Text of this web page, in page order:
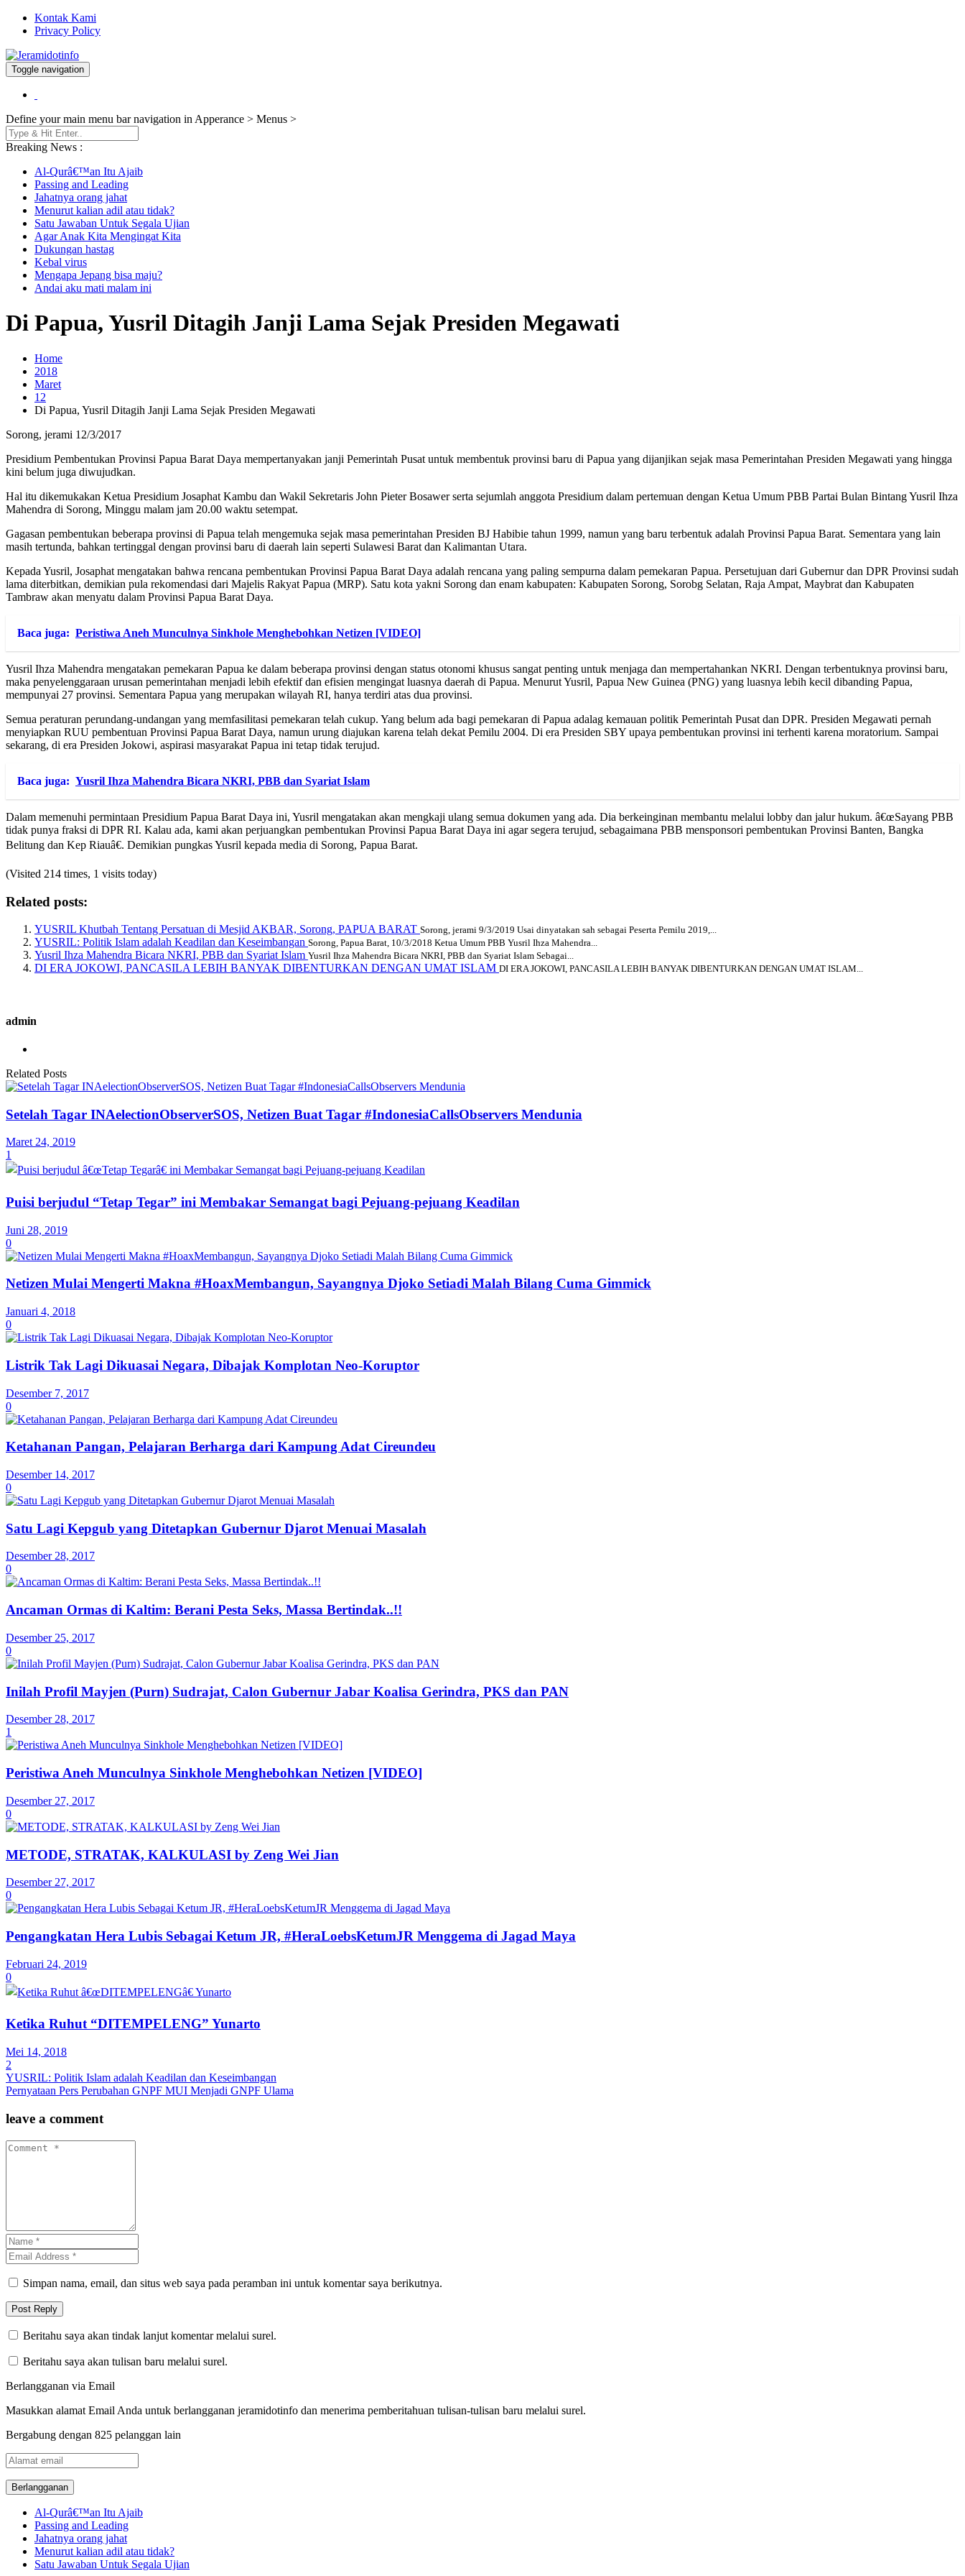
Kontak Kami
Privacy Policy
Jeramidotinfo
Berita dan Informasi Terkini
Toggle navigation
Define your main menu bar navigation in Apperance > Menus >
Breaking News :
Al-Qurâ€™an Itu Ajaib
Passing and Leading
Jahatnya orang jahat
Menurut kalian adil atau tidak?
Satu Jawaban Untuk Segala Ujian
Agar Anak Kita Mengingat Kita
Dukungan hastag
Kebal virus
Mengapa Jepang bisa maju?
Andai aku mati malam ini
Di Papua, Yusril Ditagih Janji Lama Sejak Presiden Megawati
Home
2018
Maret
12
Di Papua, Yusril Ditagih Janji Lama Sejak Presiden Megawati
Sorong, jerami 12/3/2017
Presidium Pembentukan Provinsi Papua Barat Daya mempertanyakan janji Pemerintah Pusat untuk membentuk provinsi baru di Papua yang dijanjikan sejak masa Pemerintahan Presiden Megawati yang hingga
kini belum juga diwujudkan.
Hal itu dikemukakan Ketua Presidium Josaphat Kambu dan Wakil Sekretaris John Pieter Bosawer serta sejumlah anggota Presidium dalam pertemuan dengan Ketua Umum PBB Partai Bulan Bintang Yusril Ihza
Mahendra di Sorong, Minggu malam jam 20.00 waktu setempat.
Gagasan pembentukan beberapa provinsi di Papua telah mengemuka sejak masa pemerintahan Presiden BJ Habibie tahun 1999, namun yang baru terbentuk adalah Provinsi Papua Barat. Sementara yang lain
masih tertunda, bahkan tertinggal dengan provinsi baru di daerah lain seperti Sulawesi Barat dan Kalimantan Utara.
Kepada Yusril, Josaphat mengatakan bahwa rencana pembentukan Provinsi Papua Barat Daya adalah rencana yang paling sempurna dalam pemekaran Papua. Persetujuan dari Gubernur dan DPR Provinsi sudah
lama diterbitkan, demikian pula rekomendasi dari Majelis Rakyat Papua (MRP). Satu kota yakni Sorong dan enam kabupaten: Kabupaten Sorong, Sorobg Selatan, Raja Ampat, Maybrat dan Kabupaten
Tambraw akan menyatu dalam Provinsi Papua Barat Daya.
Baca juga: Peristiwa Aneh Munculnya Sinkhole Menghebohkan Netizen [VIDEO]
Yusril Ihza Mahendra mengatakan pemekaran Papua ke dalam beberapa provinsi dengan status otonomi khusus sangat penting untuk menjaga dan mempertahankan NKRI. Dengan terbentuknya provinsi baru,
maka penyelenggaraan urusan pemerintahan menjadi lebih efektif dan efisien mengingat luasnya daerah di Papua. Menurut Yusril, Papua New Guinea (PNG) yang luasnya lebih kecil dibanding Papua,
mempunyai 27 provinsi. Sementara Papua yang merupakan wilayah RI, hanya terdiri atas dua provinsi.
Semua peraturan perundang-undangan yang memfasilitasi pemekaran telah cukup. Yang belum ada bagi pemekaran di Papua adalag kemauan politik Pemerintah Pusat dan DPR. Presiden Megawati pernah
menyiapkan RUU pembentuan Provinsi Papua Barat Daya, namun urung diajukan karena telah dekat Pemilu 2004. Di era Presiden SBY upaya pembentukan provinsi ini terhenti karena moratorium. Sampai
sekarang, di era Presiden Jokowi, aspirasi masyarakat Papua ini tetap tidak terujud.
Baca juga: Yusril Ihza Mahendra Bicara NKRI, PBB dan Syariat Islam
Dalam memenuhi permintaan Presidium Papua Barat Daya ini, Yusril mengatakan akan mengkaji ulang semua dokumen yang ada. Dia berkeinginan membantu melalui lobby dan jalur hukum. â€œSayang PBB
tidak punya fraksi di DPR RI. Kalau ada, kami akan perjuangkan pembentukan Provinsi Papua Barat Daya ini agar segera terujud, sebagaimana PBB mensponsori pembentukan Provinsi Banten, Bangka
Belitung dan Kep Riauâ€. Demikian pungkas Yusril kepada media di Sorong, Papua Barat.
(Visited 214 times, 1 visits today)
Related posts:
YUSRIL Khutbah Tentang Persatuan di Mesjid AKBAR, Sorong, PAPUA BARAT Sorong, jerami 9/3/2019 Usai dinyatakan sah sebagai Peserta Pemilu 2019,...
YUSRIL: Politik Islam adalah Keadilan dan Keseimbangan Sorong, Papua Barat, 10/3/2018 Ketua Umum PBB Yusril Ihza Mahendra...
Yusril Ihza Mahendra Bicara NKRI, PBB dan Syariat Islam Yusril Ihza Mahendra Bicara NKRI, PBB dan Syariat Islam Sebagai...
DI ERA JOKOWI, PANCASILA LEBIH BANYAK DIBENTURKAN DENGAN UMAT ISLAM DI ERA JOKOWI, PANCASILA LEBIH BANYAK DIBENTURKAN DENGAN UMAT ISLAM...
admin
Related Posts
Setelah Tagar INAelectionObserverSOS, Netizen Buat Tagar #IndonesiaCallsObservers Mendunia
Maret 24, 2019
1
Puisi berjudul “Tetap Tegar” ini Membakar Semangat bagi Pejuang-pejuang Keadilan
Juni 28, 2019
0
Netizen Mulai Mengerti Makna #HoaxMembangun, Sayangnya Djoko Setiadi Malah Bilang Cuma Gimmick
Januari 4, 2018
0
Listrik Tak Lagi Dikuasai Negara, Dibajak Komplotan Neo-Koruptor
Desember 7, 2017
0
Ketahanan Pangan, Pelajaran Berharga dari Kampung Adat Cireundeu
Desember 14, 2017
0
Satu Lagi Kepgub yang Ditetapkan Gubernur Djarot Menuai Masalah
Desember 28, 2017
0
Ancaman Ormas di Kaltim: Berani Pesta Seks, Massa Bertindak..!!
Desember 25, 2017
0
Inilah Profil Mayjen (Purn) Sudrajat, Calon Gubernur Jabar Koalisa Gerindra, PKS dan PAN
Desember 28, 2017
1
Peristiwa Aneh Munculnya Sinkhole Menghebohkan Netizen [VIDEO]
Desember 27, 2017
0
METODE, STRATAK, KALKULASI by Zeng Wei Jian
Desember 27, 2017
0
Pengangkatan Hera Lubis Sebagai Ketum JR, #HeraLoebsKetumJR Menggema di Jagad Maya
Februari 24, 2019
0
Ketika Ruhut “DITEMPELENG” Yunarto
Mei 14, 2018
2
YUSRIL: Politik Islam adalah Keadilan dan Keseimbangan
Pernyataan Pers Perubahan GNPF MUI Menjadi GNPF Ulama
leave a comment
Simpan nama, email, dan situs web saya pada peramban ini untuk komentar saya berikutnya.
Beritahu saya akan tindak lanjut komentar melalui surel.
Beritahu saya akan tulisan baru melalui surel.
Berlangganan via Email
Masukkan alamat Email Anda untuk berlangganan jeramidotinfo dan menerima pemberitahuan tulisan-tulisan baru melalui surel.
Bergabung dengan 825 pelanggan lain
Alamat
email
Al-Qurâ€™an Itu Ajaib
Passing and Leading
Jahatnya orang jahat
Menurut kalian adil atau tidak?
Satu Jawaban Untuk Segala Ujian